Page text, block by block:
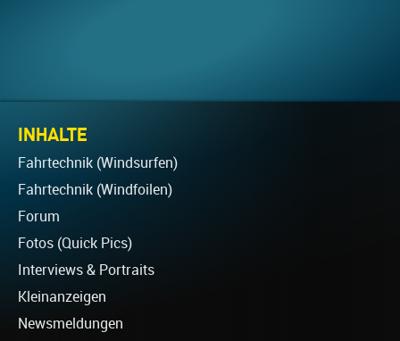
INHALTE
Fahrtechnik (Windsurfen)
Fahrtechnik (Windfoilen)
Forum
Fotos (Quick Pics)
Interviews & Portraits
Kleinanzeigen
Newsmeldungen